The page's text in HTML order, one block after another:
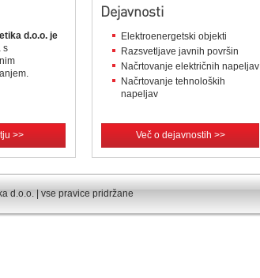
d.o.o. je
s
>>
Dejavnosti
Elektroenergetski objekti
Razsvetljave javnih površin
Načrtovanje električnih napeljav
Načrtovanje tehnoloških
napeljav
Več o dejavnostih >>
d.o.o. | vse pravice pridržane